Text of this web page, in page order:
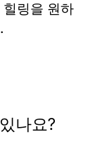
링을 원하
나요?